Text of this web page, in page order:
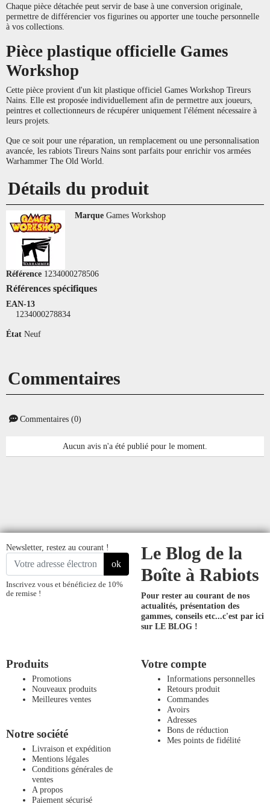
Chaque pièce détachée peut servir de base à une conversion originale,
permettre de différencier vos figurines ou apporter une touche personnelle
à vos collections.
Pièce plastique officielle Games
Workshop
Cette pièce provient d'un kit plastique officiel Games Workshop Tireurs
Nains. Elle est proposée individuellement afin de permettre aux joueurs,
peintres et collectionneurs de récupérer uniquement l'élément nécessaire à
leurs projets.
Que ce soit pour une réparation, un remplacement ou une personnalisation
avancée, les rabiots Tireurs Nains sont parfaits pour enrichir vos armées
Warhammer The Old World.
Détails du produit
Marque Games Workshop
Référence 1234000278506
Références spécifiques
EAN-13
1234000278834
État Neuf
Commentaires
Commentaires (0)
Aucun avis n'a été publié pour le moment.
Newsletter, restez au courant !
ok
Inscrivez vous et bénéficiez de 10%
de remise !
Le Blog de la
Boîte à Rabiots
Pour rester au courant de nos
actualités, présentation des
gammes, conseils etc...c'est par ici
sur LE BLOG !
Produits
Promotions
Nouveaux produits
Meilleures ventes
Notre société
Livraison et expédition
Mentions légales
Conditions générales de
ventes
A propos
Paiement sécurisé
Votre compte
Informations personnelles
Retours produit
Commandes
Avoirs
Adresses
Bons de réduction
Mes points de fidélité